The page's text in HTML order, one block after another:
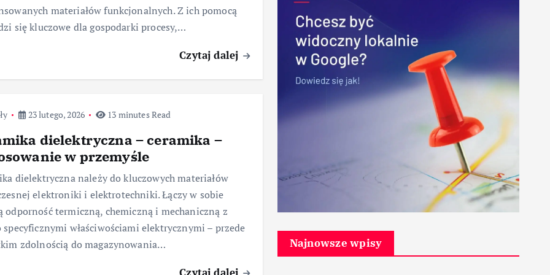
materiałów funkcjonalnych. Z ich pomocą
się kluczowe dla gospodarki procesy,…
Czytaj dalej
23 lutego, 2026 13 minutes Read
dielektryczna – ceramika –
w przemyśle
dielektryczna należy do kluczowych materiałów
elektroniki i elektrotechniki. Łączy w sobie
odporność termiczną, chemiczną i mechaniczną z
specyficznymi właściwościami elektrycznymi – przede
zdolnością do magazynowania…
Najnowsze wpisy